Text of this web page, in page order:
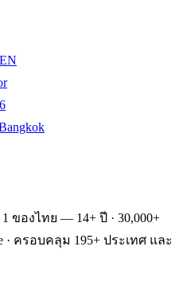
องไทย — 14+ ปี · 30,000+
· ครอบคลุม 195+ ประเทศ และ